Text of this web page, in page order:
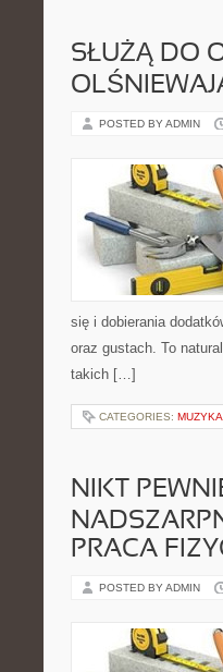
SŁUŻĄ DO
POSTED BY ADMIN
się i dobierania
oraz gustach. To
takich […]
CATEGORIES:
NIKT
PRACA
POSTED BY ADMIN